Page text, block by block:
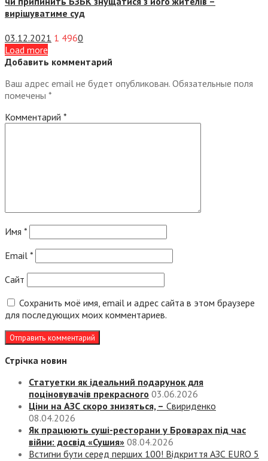
вирішуватиме суд
03.12.2021 1 4960
Load more
Добавить комментарий
Ваш адрес email не будет опубликован. Обязательные поля
помечены *
Комментарий *
Имя *
Email *
Сайт
Сохранить моё имя, email и адрес сайта в этом браузере
для последующих моих комментариев.
Стрічка новин
Статуетки як ідеальний подарунок для
поціновувачів прекрасного 03.06.2026
Ціни на АЗС скоро знизяться, – Свириденко
08.04.2026
Як працюють суші-ресторани у Броварах під час
війни: досвід «Сушия» 08.04.2026
Встигни бути серед перших 100! Відкриття АЗС EURO 5